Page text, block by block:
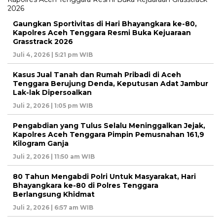
Gaungkan Sportivitas di Hari Bhayangkara ke-80,
Kapolres Aceh Tenggara Resmi Buka Kejuaraan
Grasstrack 2026
Juli 4, 2026 | 5:21 pm WIB
Kasus Jual Tanah dan Rumah Pribadi di Aceh
Tenggara Berujung Denda, Keputusan Adat Jambur
Lak-lak Dipersoalkan
Juli 2, 2026 | 1:05 pm WIB
Pengabdian yang Tulus Selalu Meninggalkan Jejak,
Kapolres Aceh Tenggara Pimpin Pemusnahan 161,9
Kilogram Ganja
Juli 2, 2026 | 11:50 am WIB
80 Tahun Mengabdi Polri Untuk Masyarakat, Hari
Bhayangkara ke-80 di Polres Tenggara
Berlangsung Khidmat
Juli 2, 2026 | 6:57 am WIB